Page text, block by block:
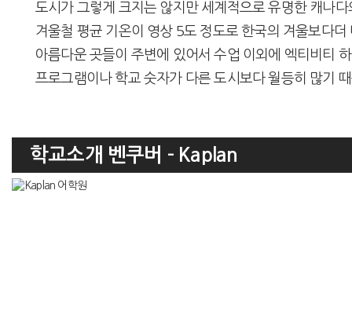
도시가 그렇게 크지는 않지만 세계적으로 유명한 캐나
겨울철 평균 기온이 영상 5도 정도로 한국의 겨울보다
아름다운 곳들이 주변에 있어서 수업 이외에 엑티비티
프로그램이나 학교 숫자가 다른 도시보다 월등히 많기
학교소개 벤쿠버 - Kaplan